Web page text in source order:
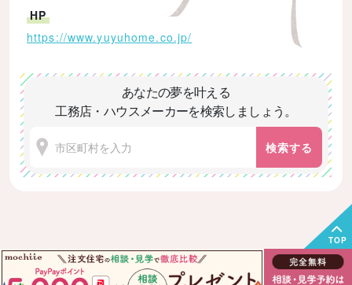
HP
https://www.yuyuhome.co.jp/
あなたの夢を叶える
工務店・ハウスメーカーを検索しましょう。
検索する
TOP